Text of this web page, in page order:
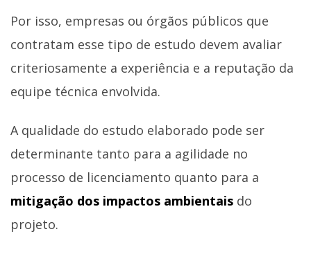
Por isso, empresas ou órgãos públicos que
contratam esse tipo de estudo devem avaliar
criteriosamente a experiência e a reputação da
equipe técnica envolvida.
A qualidade do estudo elaborado pode ser
determinante tanto para a agilidade no
processo de licenciamento quanto para a
mitigação dos impactos ambientais do
projeto.